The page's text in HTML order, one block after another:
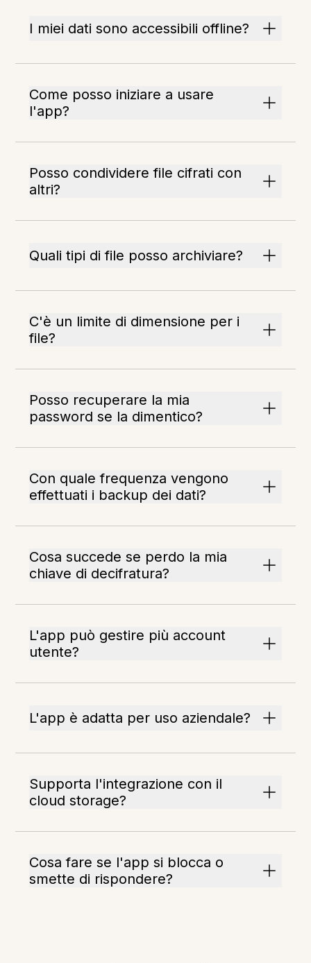
I miei dati sono accessibili offline?
Come posso iniziare a usare
l'app?
Posso condividere file cifrati con
altri?
Quali tipi di file posso archiviare?
C'è un limite di dimensione per i
file?
Posso recuperare la mia
password se la dimentico?
Con quale frequenza vengono
effettuati i backup dei dati?
Cosa succede se perdo la mia
chiave di decifratura?
L'app può gestire più account
utente?
L'app è adatta per uso aziendale?
Supporta l'integrazione con il
cloud storage?
Cosa fare se l'app si blocca o
smette di rispondere?